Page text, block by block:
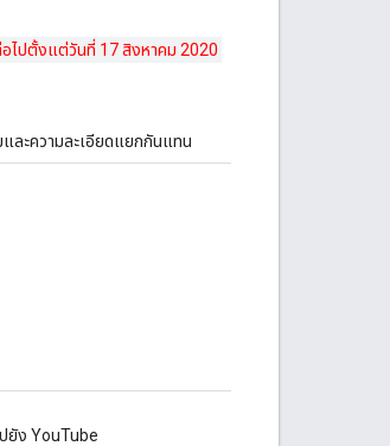
อไปตั้งแต่วันที่ 17 สิงหาคม 2020
และความละเอียดแยกกันแทน
ยัง YouTube